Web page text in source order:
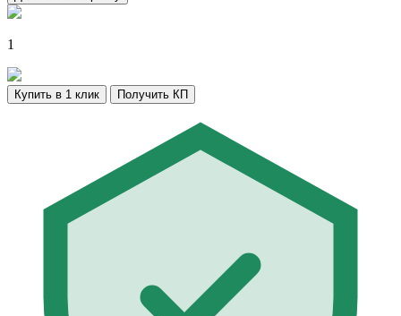
1
Купить в 1 клик Получить КП